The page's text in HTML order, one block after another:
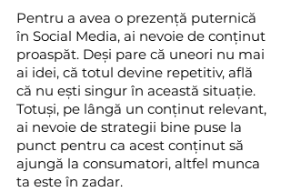
Pentru a avea o prezență puternică
în Social Media, ai nevoie de conținut
proaspăt. Deși pare că uneori nu mai
ai idei, că totul devine repetitiv, află
că nu ești singur în această situație.
Totuși, pe lângă un conținut relevant,
ai nevoie de strategii bine puse la
punct pentru ca acest conținut să
ajungă la consumatori, altfel munca
ta este în zadar.